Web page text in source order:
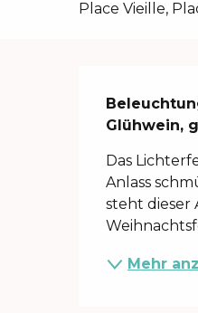
Place Vieille,
Glühwein,
Das
Anlass
steht dieser
Mehr